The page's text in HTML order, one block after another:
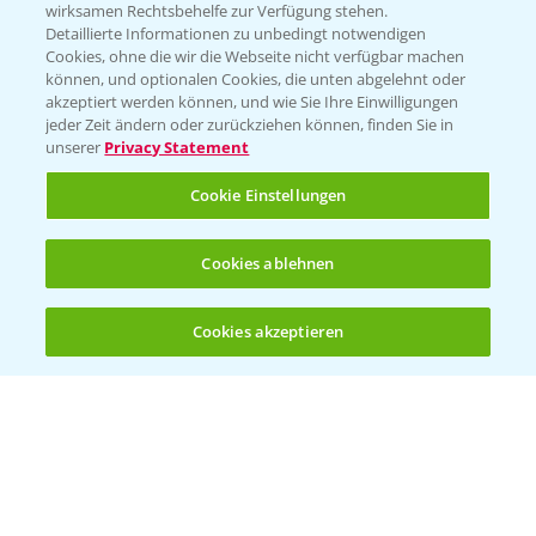
(noch 4)
T.+49 (0)174 346 564 1
KONTAKT
Hilfe in Notfällen
T.+49 (0)214/30-20220
Folgen Sie uns
wirksamen Rechtsbehelfe zur Verfügung stehen.
Detaillierte Informationen zu unbedingt notwendigen
Cookies, ohne die wir die Webseite nicht verfügbar machen
können, und optionalen Cookies, die unten abgelehnt oder
akzeptiert werden können, und wie Sie Ihre Einwilligungen
jeder Zeit ändern oder zurückziehen können, finden Sie in
unserer Privacy Statement
Cookie Einstellungen
Cookies ablehnen
Cookies akzeptieren